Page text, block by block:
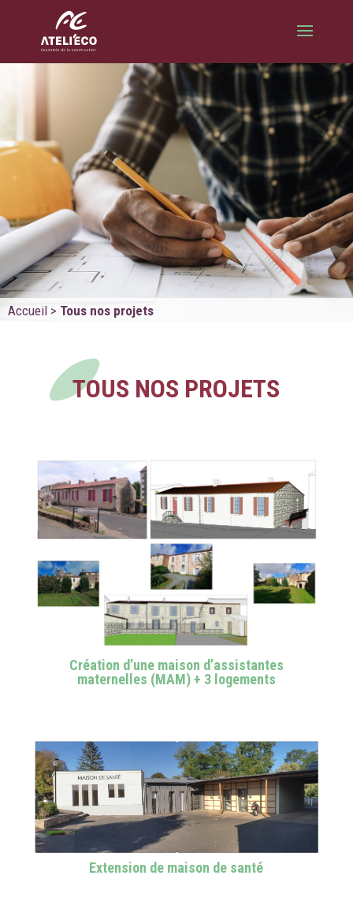
Accueil > Tous nos projets
TOUS NOS PROJETS
Création d’une maison d’assistantes
maternelles (MAM) + 3 logements
Extension de maison de santé